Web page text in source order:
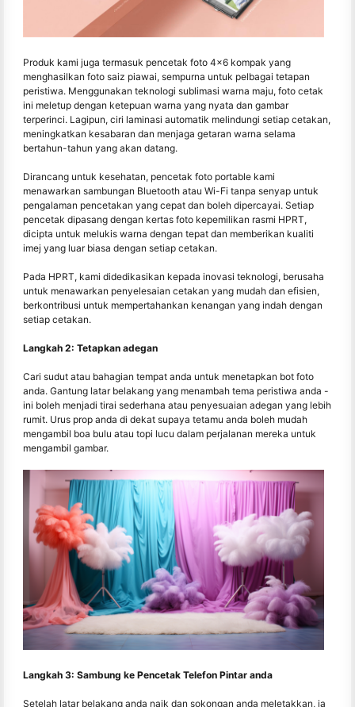
Produk kami juga termasuk pencetak foto 4x6 kompak yang
menghasilkan foto saiz piawai, sempurna untuk pelbagai tetapan
peristiwa. Menggunakan teknologi sublimasi warna maju, foto cetak
ini meletup dengan ketepuan warna yang nyata dan gambar
terperinci. Lagipun, ciri laminasi automatik melindungi setiap cetakan,
meningkatkan kesabaran dan menjaga getaran warna selama
bertahun-tahun yang akan datang.
Dirancang untuk kesehatan, pencetak foto portable kami
menawarkan sambungan Bluetooth atau Wi-Fi tanpa senyap untuk
pengalaman pencetakan yang cepat dan boleh dipercayai. Setiap
pencetak dipasang dengan kertas foto kepemilikan rasmi HPRT,
dicipta untuk melukis warna dengan tepat dan memberikan kualiti
imej yang luar biasa dengan setiap cetakan.
Pada HPRT, kami didedikasikan kepada inovasi teknologi, berusaha
untuk menawarkan penyelesaian cetakan yang mudah dan efisien,
berkontribusi untuk mempertahankan kenangan yang indah dengan
setiap cetakan.
Langkah 2: Tetapkan adegan
Cari sudut atau bahagian tempat anda untuk menetapkan bot foto
anda. Gantung latar belakang yang menambah tema peristiwa anda -
ini boleh menjadi tirai sederhana atau penyesuaian adegan yang lebih
rumit. Urus prop anda di dekat supaya tetamu anda boleh mudah
mengambil boa bulu atau topi lucu dalam perjalanan mereka untuk
mengambil gambar.
Langkah 3: Sambung ke Pencetak Telefon Pintar anda
Setelah latar belakang anda naik dan sokongan anda meletakkan, ia